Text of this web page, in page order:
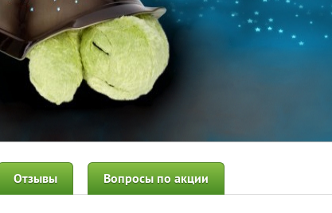
Отзывы Вопросы по акции